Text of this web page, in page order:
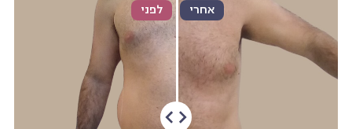
לפני אחרי